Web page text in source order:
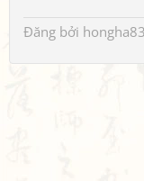
Đăng bởi hongha83